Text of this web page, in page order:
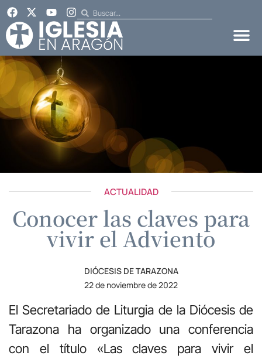
ACTUALIDAD
Conocer las claves para
vivir el Adviento
DIÓCESIS DE TARAZONA
22 de noviembre de 2022
El Secretariado de Liturgia de la Diócesis de
Tarazona ha organizado una conferencia
con el título «Las claves para vivir el